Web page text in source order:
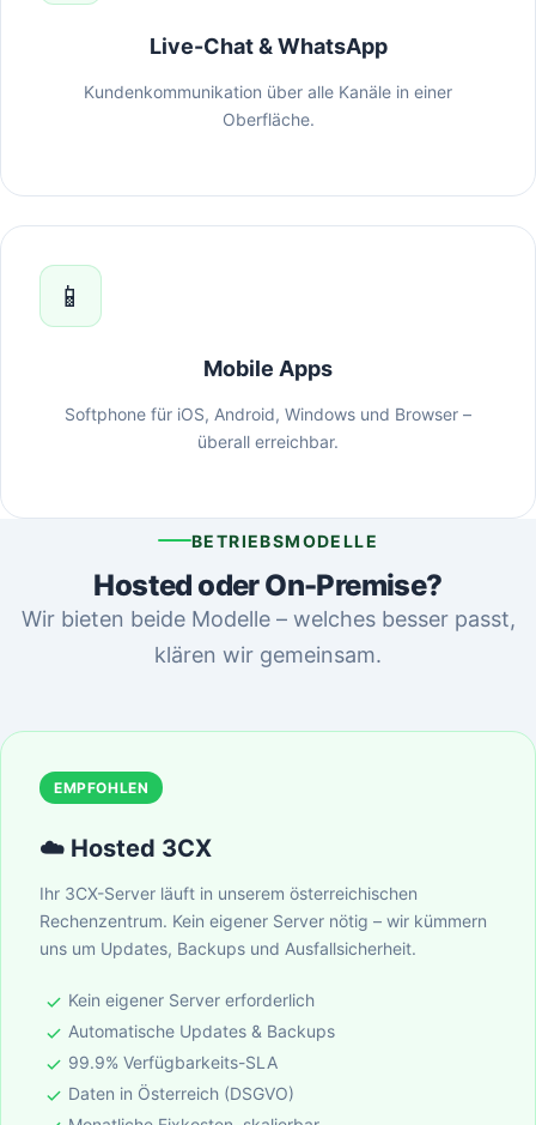
Live-Chat & WhatsApp
Kundenkommunikation über alle Kanäle in einer
Oberfläche.
📱
Mobile Apps
Softphone für iOS, Android, Windows und Browser –
überall erreichbar.
BETRIEBSMODELLE
Hosted oder On-Premise?
Wir bieten beide Modelle – welches besser passt,
klären wir gemeinsam.
EMPFOHLEN
☁️ Hosted 3CX
Ihr 3CX-Server läuft in unserem österreichischen
Rechenzentrum. Kein eigener Server nötig – wir kümmern
uns um Updates, Backups und Ausfallsicherheit.
Kein eigener Server erforderlich
Automatische Updates & Backups
99.9% Verfügbarkeits-SLA
Daten in Österreich (DSGVO)